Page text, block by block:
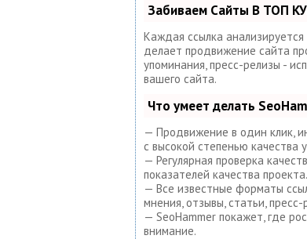
Забиваем Сайты В ТОП
Каждая ссылка
делает продвижение сайта
упоминания, пресс-релизы -
вашего сайта.
Что умеет делать
— Продвижение в один клик,
с высокой степенью качества
— Регулярная проверка
показателей качества проекта.
— Все известные форматы
мнения, отзывы, статьи, пресс-
— SeoHammer покажет, где
внимание.